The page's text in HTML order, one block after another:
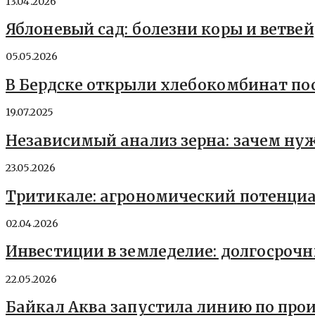
Яблоневый сад: болезни коры и
05.05.2026
В Бердске открыли хлебокомбинат
19.07.2025
Независимый анализ зерна: зачем
23.05.2026
Тритикале: агрономический
02.04.2026
Инвестиции в земледелие:
22.05.2026
Байкал Аква запустила линию по